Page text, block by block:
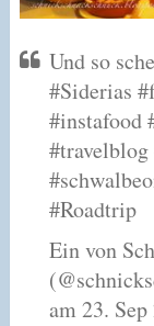
Und so
#Siderias
#instafood
#Roadtrip
Ein von
am 23.